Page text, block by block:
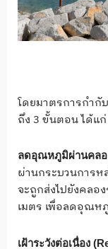
โดยมาตรการกำกั
ถึง 3 ขั้นตอน ได้แก่
ลดอุณหภูมิผ่านคลอ
ผ่านกระบวนการห
จะถูกส่งไปยังคลอ
เมตร เพื่อลดอุณห
เฝ้าระวังต่อเนื่อง